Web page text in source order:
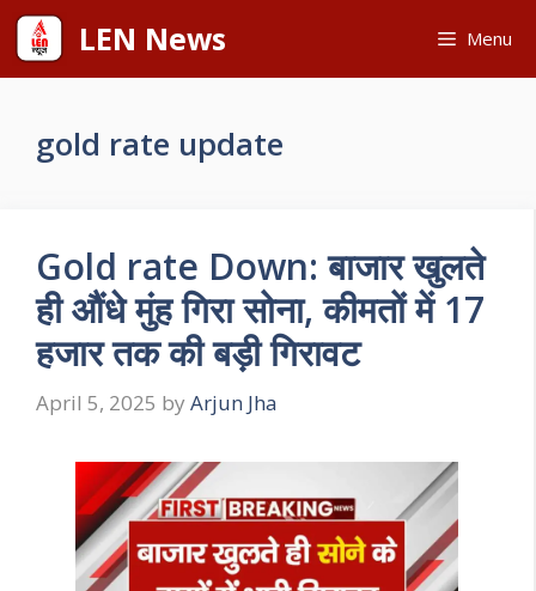
Skip
content
LEN News Menu
gold rate update
Gold rate Down: बाजार खुलते
ही औंधे मुंह गिरा सोना, कीमतों में 17
हजार तक की बड़ी गिरावट
April 5, 2025 by Arjun Jha